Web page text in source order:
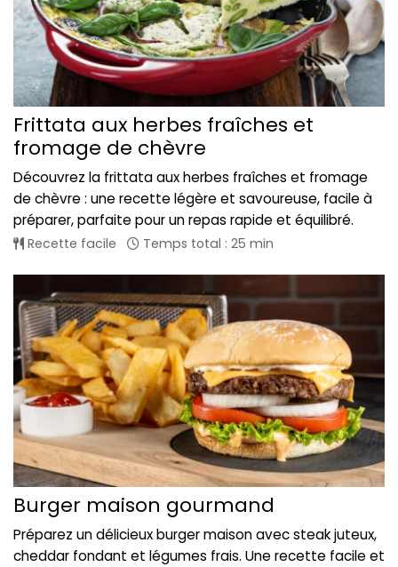
Frittata aux herbes fraîches et
fromage de chèvre
Découvrez la frittata aux herbes fraîches et fromage
de chèvre : une recette légère et savoureuse, facile à
préparer, parfaite pour un repas rapide et équilibré.
Recette facile Temps total : 25 min
Burger maison gourmand
Préparez un délicieux burger maison avec steak juteux,
cheddar fondant et légumes frais. Une recette facile et